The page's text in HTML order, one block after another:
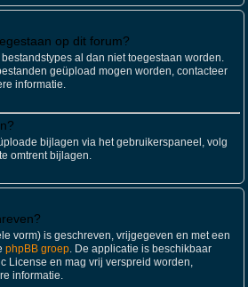
op dit forum?
al dan niet toegestaan worden.
geüpload mogen worden, contacteer
informatie.
bijlagen via het gebruikerspaneel, volg
omtrent bijlagen.
vorm) is geschreven, vrijgegeven en met een
phpBB groep. De applicatie is beschikbaar
License en mag vrij verspreid worden,
informatie.